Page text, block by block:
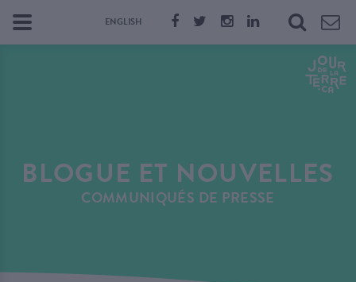
ENGLISH
BLOGUE ET NOUVELLES
COMMUNIQUÉS DE PRESSE